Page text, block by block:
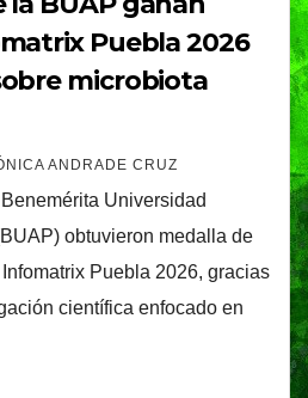
Puebla 2026
microbiota
ANDRADE CRUZ
Universidad
obtuvieron medalla de
Puebla 2026, gracias
científica enfocado en